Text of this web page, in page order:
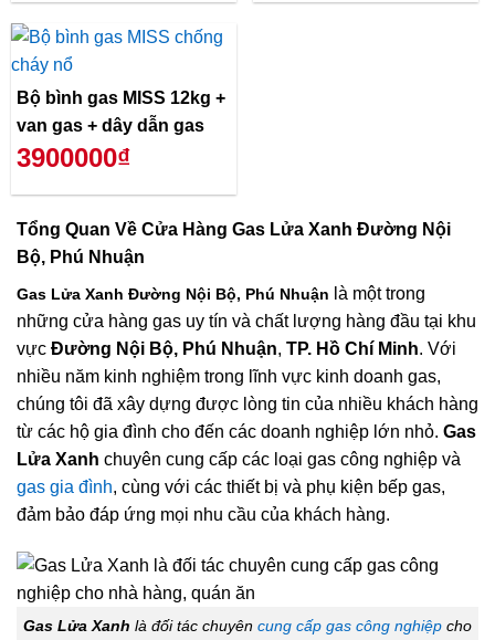
Bộ bình gas MISS 12kg +
van gas + dây dẫn gas
3900000₫
Tổng Quan Về Cửa Hàng Gas Lửa Xanh Đường Nội
Bộ, Phú Nhuận
Gas Lửa Xanh Đường Nội Bộ, Phú Nhuận là một trong
những cửa hàng gas uy tín và chất lượng hàng đầu tại khu
vực Đường Nội Bộ, Phú Nhuận, TP. Hồ Chí Minh. Với
nhiều năm kinh nghiệm trong lĩnh vực kinh doanh gas,
chúng tôi đã xây dựng được lòng tin của nhiều khách hàng
từ các hộ gia đình cho đến các doanh nghiệp lớn nhỏ. Gas
Lửa Xanh chuyên cung cấp các loại gas công nghiệp và
gas gia đình, cùng với các thiết bị và phụ kiện bếp gas,
đảm bảo đáp ứng mọi nhu cầu của khách hàng.
Gas Lửa Xanh là đối tác chuyên cung cấp gas công nghiệp cho